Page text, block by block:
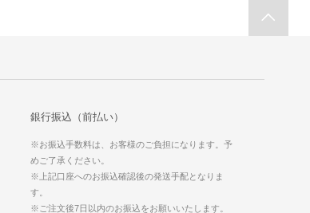
銀行振込（前払い）
※お振込手数料は、お客様のご負担になります。予
めご了承ください。
※上記口座へのお振込確認後の発送手配となりま
す。
※ご注文後7日以内のお振込をお願いいたします。